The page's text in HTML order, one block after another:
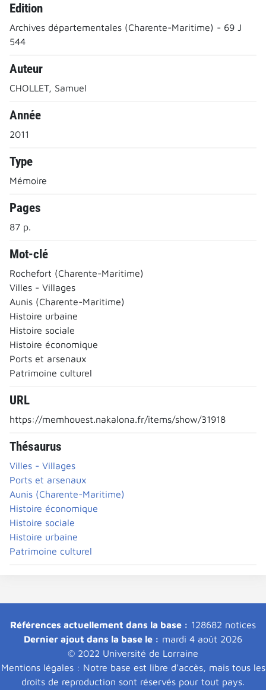
Edition
Archives départementales (Charente-Maritime) - 69 J
544
Auteur
CHOLLET, Samuel
Année
2011
Type
Mémoire
Pages
87 p.
Mot-clé
Rochefort (Charente-Maritime)
Villes - Villages
Aunis (Charente-Maritime)
Histoire urbaine
Histoire sociale
Histoire économique
Ports et arsenaux
Patrimoine culturel
URL
https://memhouest.nakalona.fr/items/show/31918
Thésaurus
Villes - Villages
Ports et arsenaux
Aunis (Charente-Maritime)
Histoire économique
Histoire sociale
Histoire urbaine
Patrimoine culturel
Références actuellement dans la base : 128682 notices
Dernier ajout dans la base le : mardi 4 août 2026
© 2022 Université de Lorraine
Mentions légales : Notre base est libre d'accès, mais tous les
droits de reproduction sont réservés pour tout pays.